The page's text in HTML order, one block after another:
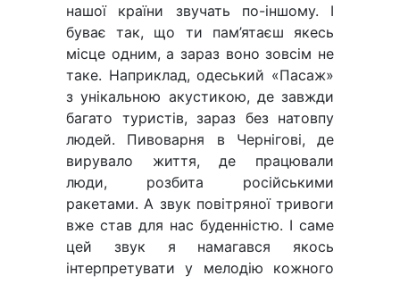
нашої країни звучать по-іншому. І
буває так, що ти пам’ятаєш якесь
місце одним, а зараз воно зовсім не
таке. Наприклад, одеський «Пасаж»
з унікальною акустикою, де завжди
багато туристів, зараз без натовпу
людей. Пивоварня в Чернігові, де
вирувало життя, де працювали
люди, розбита російськими
ракетами. А звук повітряної тривоги
вже став для нас буденністю. І саме
цей звук я намагався якось
інтерпретувати у мелодію кожного